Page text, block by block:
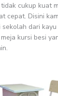
cukup kuat
cepat. Disini
dari
kursi besi